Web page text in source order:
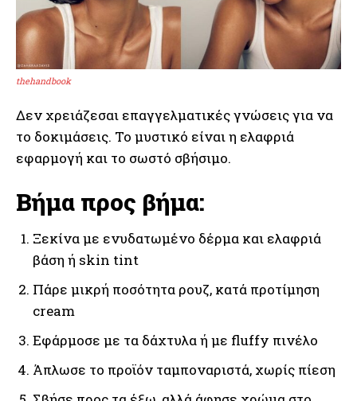
thehandbook
Δεν χρειάζεσαι επαγγελματικές γνώσεις για να
το δοκιμάσεις. Το μυστικό είναι η ελαφριά
εφαρμογή και το σωστό σβήσιμο.
Βήμα προς βήμα:
Ξεκίνα με ενυδατωμένο δέρμα και ελαφριά
βάση ή skin tint
Πάρε μικρή ποσότητα ρουζ, κατά προτίμηση
cream
Εφάρμοσε με τα δάχτυλα ή με fluffy πινέλο
Άπλωσε το προϊόν ταμποναριστά, χωρίς πίεση